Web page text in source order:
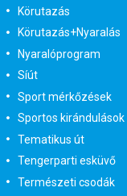
Körutazás
Körutazás+Nyaralás
Nyaralóprogram
Síút
Sport mérkőzések
Sportos kirándulások
Tematikus út
Tengerparti esküvő
Természeti csodák